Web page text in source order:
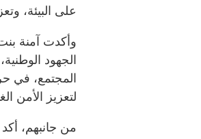
على البيئة،
وأكدت آمنة
الجهود
المجتمع، في
لتعزيز الأمن
من جانبهم،